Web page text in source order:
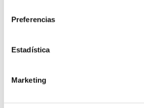
Preferencias
Estadística
Marketing